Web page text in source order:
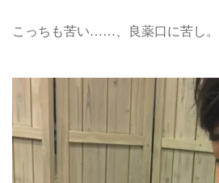
こっちも苦い……、良薬口に苦し。